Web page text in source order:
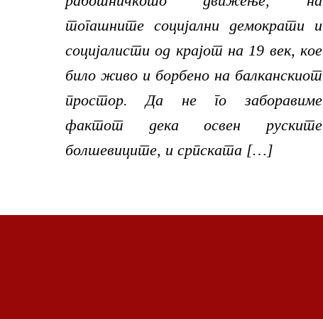
тогашните социјални демократи и
социјалисти од крајот на 19 век, кое
било живо и борбено на балканскиот
простор. Да не го заборавиме
фактот дека освен руските
болшевиците, и српската […]